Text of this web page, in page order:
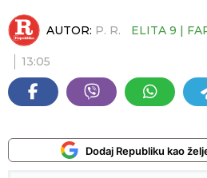
AUTOR: P. R. ELITA 9 |
13:05
Dodaj Republiku kao